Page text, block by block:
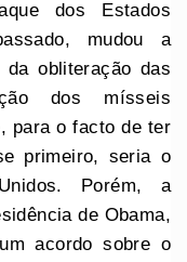
dos Estados
mudou a
da obliteração das
dos mísseis
para o facto de ter
primeiro, seria o
Porém, a
de Obama,
acordo sobre o